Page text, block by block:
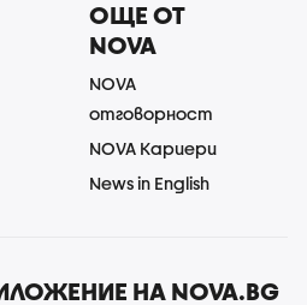
ОЩЕ ОТ
NOVA
NOVA
отговорност
NOVA Кариери
News in English
НА NOVA.BG